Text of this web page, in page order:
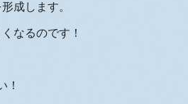
成します。
なるのです！
！